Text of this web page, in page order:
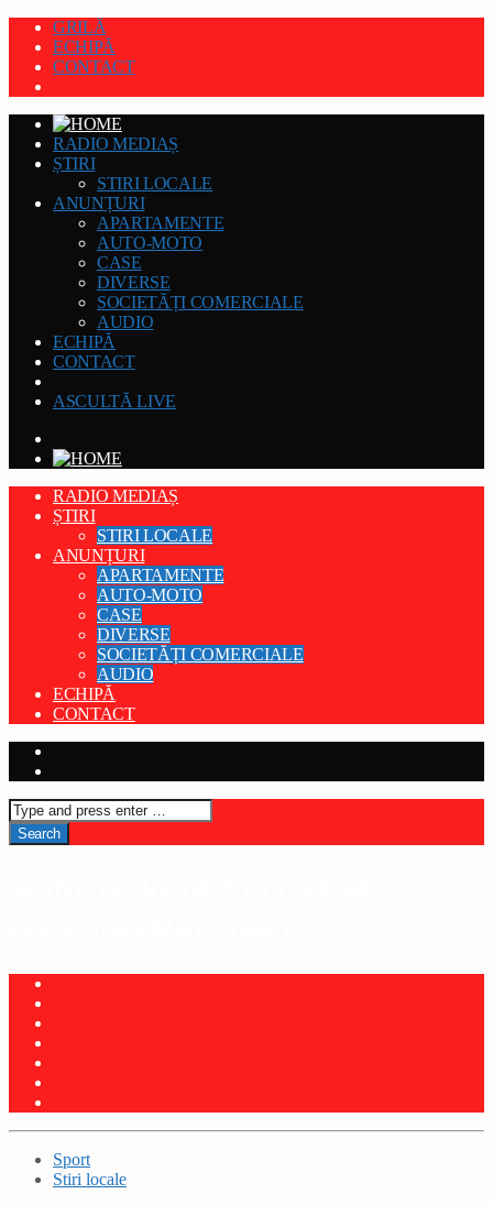
GRILĂ
ECHIPĂ
CONTACT
RADIO MEDIAȘ
ȘTIRI
STIRI LOCALE
ANUNȚURI
APARTAMENTE
AUTO-MOTO
CASE
DIVERSE
SOCIETĂȚI COMERCIALE
AUDIO
ECHIPĂ
CONTACT
ASCULTĂ LIVE
RADIO MEDIAȘ
ȘTIRI
STIRI LOCALE
ANUNȚURI
APARTAMENTE
AUTO-MOTO
CASE
DIVERSE
SOCIETĂȚI COMERCIALE
AUDIO
ECHIPĂ
CONTACT
Sport
Stiri locale